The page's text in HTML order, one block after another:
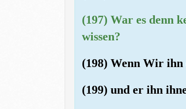
(197) War es denn
wissen?
(198) Wenn Wir
(199) und er ihn